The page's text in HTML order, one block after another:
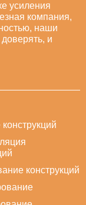
усиления
компания,
наши
и
конструкций